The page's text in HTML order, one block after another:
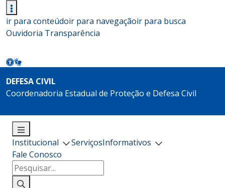
ir para conteúdoir para navegaçãoir para busca
Ouvidoria Transparência
DEFESA CIVIL
Coordenadoria Estadual de Proteção e Defesa Civil
Institucional ServiçosInformativos
Fale Conosco
Pesquisar
por: